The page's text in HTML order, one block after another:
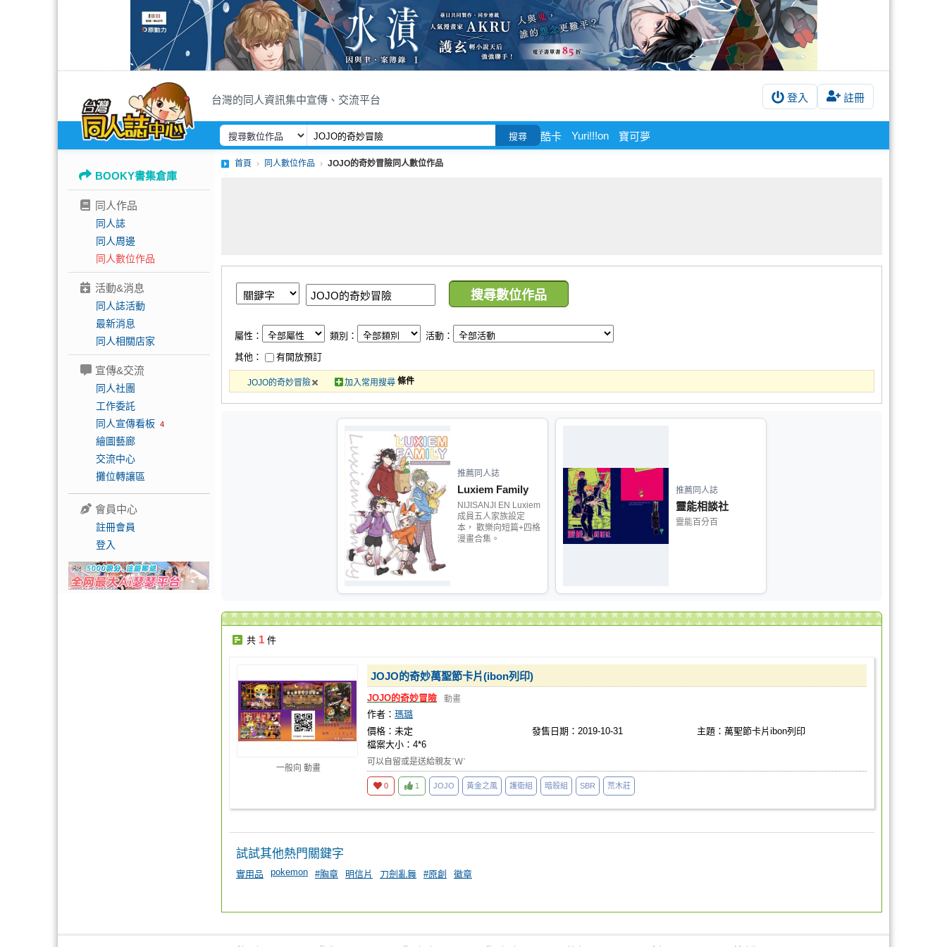
台灣的同人資訊集中宣傳、交流平台 登入 註冊
搜尋 酷卡 Yuri!!!on 寶可夢
BOOKY書集倉庫
同人作品
同人誌
同人周邊
同人數位作品
活動&消息
同人誌活動
最新消息
同人相關店家
宣傳&交流
同人社團
工作委託
同人宣傳看板 4
繪圖藝廊
交流中心
攤位轉讓區
會員中心
註冊會員
登入
首頁 同人數位作品 JOJO的奇妙冒險同人數位作品
屬性： 類別：
活動：
其他：
有開放預訂
條件
JOJO的奇妙冒險 加入常用搜尋
推薦同人誌
Luxiem Family
NIJISANJI EN Luxiem
成員五人家族設定
本， 歡樂向短篇+四格
漫畫合集。
推薦同人誌
靈能相談社
靈能百分百
共 1 件
一般向 動畫
JOJO的奇妙萬聖節卡片(ibon列印)
JOJO的奇妙冒險 動畫
作者： 瑪璐
價格：未定
發售日期：2019-10-31
主題：萬聖節卡片ibon列印
檔案大小：4*6
可以自留或是送給親友ˊＷˋ
0 1 JOJO 黃金之風 護衛組 暗殺組 SBR 荒木莊
試試其他熱門關鍵字
實用品 pokemon #胸章 明信片 刀劍亂舞 #原創 徽章